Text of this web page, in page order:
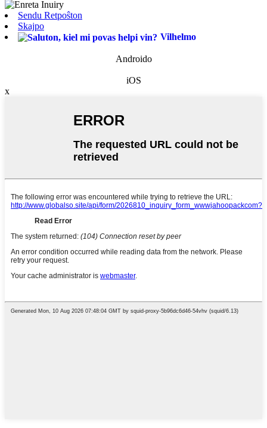
Sendu Retpoŝton
Skajpo
Vilhelmo
Androido
iOS
x